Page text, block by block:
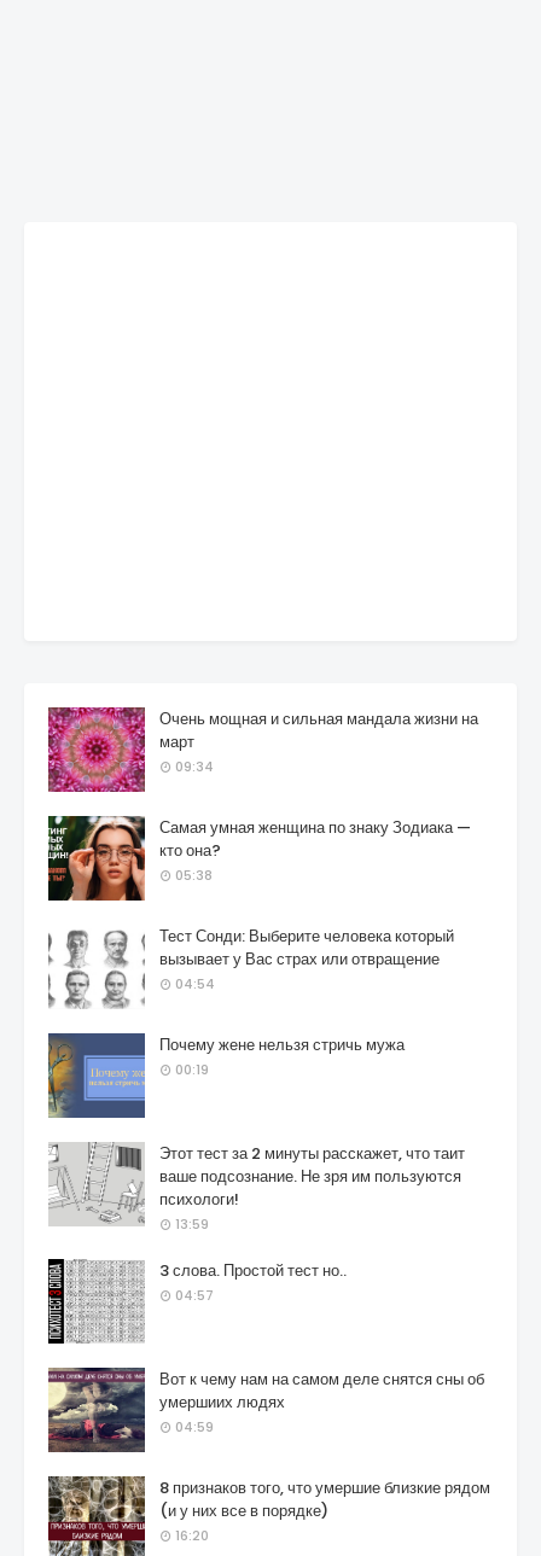
Очень мощная и сильная мандала жизни на
март
09:34
Самая умная женщина по знаку Зодиака —
кто она?
05:38
Тест Сонди: Выберите человека который
вызывает у Вас страх или отвращение
04:54
Почему жене нельзя стричь мужа
00:19
Этот тест за 2 минуты расскажет, что таит
ваше подсознание. Не зря им пользуются
психологи!
13:59
3 слова. Простой тест но..
04:57
Вот к чему нам на самом деле снятся сны об
умершиих людях
04:59
8 признаков того, что умершие близкие рядом
(и у них все в порядке)
16:20